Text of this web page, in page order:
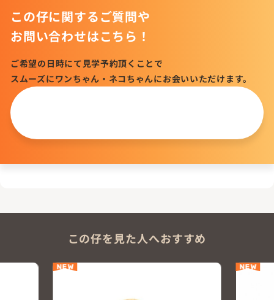
この仔に関するご質問や
お問い合わせはこちら！
ご希望の日時にて見学予約頂くことで
スムーズにワンちゃん・ネコちゃんにお会いいただけます。
この仔を見た人へおすすめ
NEW NEW